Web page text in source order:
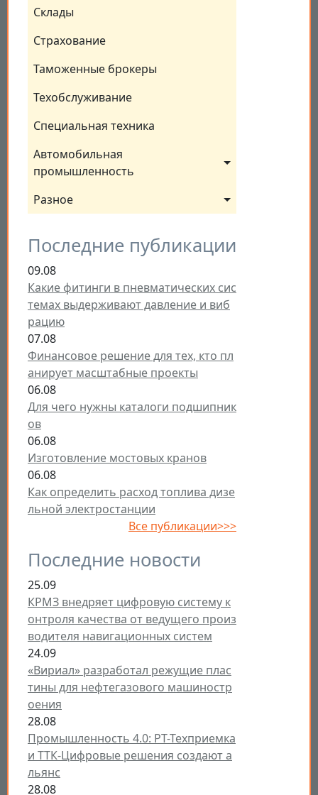
Склады
Страхование
Таможенные брокеры
Техобслуживание
Специальная техника
Автомобильная
промышленность
Разное
Последние публикации
09.08
Какие фитинги в пневматических сис
темах выдерживают давление и виб
рацию
07.08
Финансовое решение для тех, кто пл
анирует масштабные проекты
06.08
Для чего нужны каталоги подшипник
ов
06.08
Изготовление мостовых кранов
06.08
Как определить расход топлива дизе
льной электростанции
Все публикации>>>
Последние новости
25.09
КРМЗ внедряет цифровую систему к
онтроля качества от ведущего произ
водителя навигационных систем
24.09
«Вириал» разработал режущие плас
тины для нефтегазового машиностр
оения
28.08
Промышленность 4.0: РТ-Техприемка
и ТТК-Цифровые решения создают а
льянс
28.08